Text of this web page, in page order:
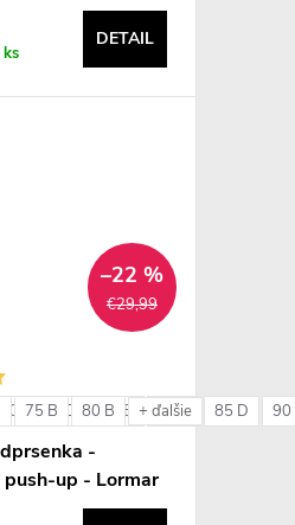
DETAIL
C 80 D 85 B 85 C 85 D 90
€29,99
–22 %
75 B 80 B + ďalšie
-
up - Lormar
Pizzo